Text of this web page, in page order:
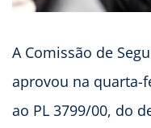
A Comissão de
aprovou na quarta-
ao PL 3799/00, do